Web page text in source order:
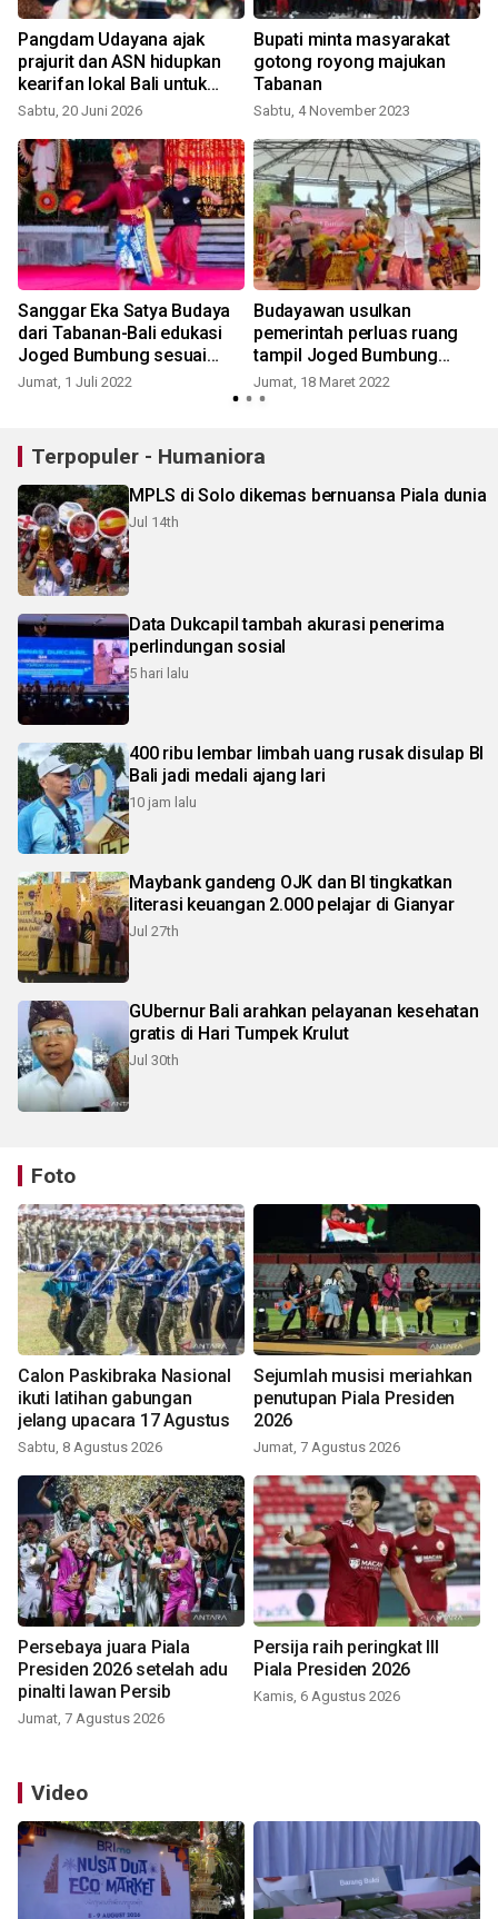
Pangdam Udayana ajak
prajurit dan ASN hidupkan
kearifan lokal Bali untuk
jaga persatuan
Sabtu, 20 Juni 2026
Bupati minta masyarakat
gotong royong majukan
Tabanan
Sabtu, 4 November 2023
Sanggar Eka Satya Budaya
dari Tabanan-Bali edukasi
Joged Bumbung sesuai
pakem
Jumat, 1 Juli 2022
Budayawan usulkan
pemerintah perluas ruang
tampil Joged Bumbung
Klasik
Jumat, 18 Maret 2022
Terpopuler - Humaniora
MPLS di Solo dikemas bernuansa Piala dunia
Jul 14th
Data Dukcapil tambah akurasi penerima
perlindungan sosial
5 hari lalu
400 ribu lembar limbah uang rusak disulap BI
Bali jadi medali ajang lari
10 jam lalu
Maybank gandeng OJK dan BI tingkatkan
literasi keuangan 2.000 pelajar di Gianyar
Jul 27th
GUbernur Bali arahkan pelayanan kesehatan
gratis di Hari Tumpek Krulut
Jul 30th
Foto
Calon Paskibraka Nasional
ikuti latihan gabungan
jelang upacara 17 Agustus
Sabtu, 8 Agustus 2026
Sejumlah musisi meriahkan
penutupan Piala Presiden
2026
Jumat, 7 Agustus 2026
Persebaya juara Piala
Presiden 2026 setelah adu
pinalti lawan Persib
Jumat, 7 Agustus 2026
Persija raih peringkat III
Piala Presiden 2026
Kamis, 6 Agustus 2026
Video